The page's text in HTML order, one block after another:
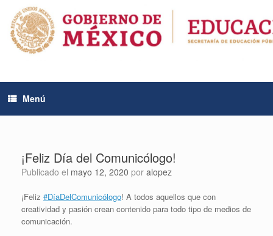
contenido
Menú
¡Feliz Día del Comunicólogo!
Publicado el mayo 12, 2020 por alopez
¡Feliz #DíaDelComunicólogo! A todos aquellos que con
creatividad y pasión crean contenido para todo tipo de medios de
comunicación.